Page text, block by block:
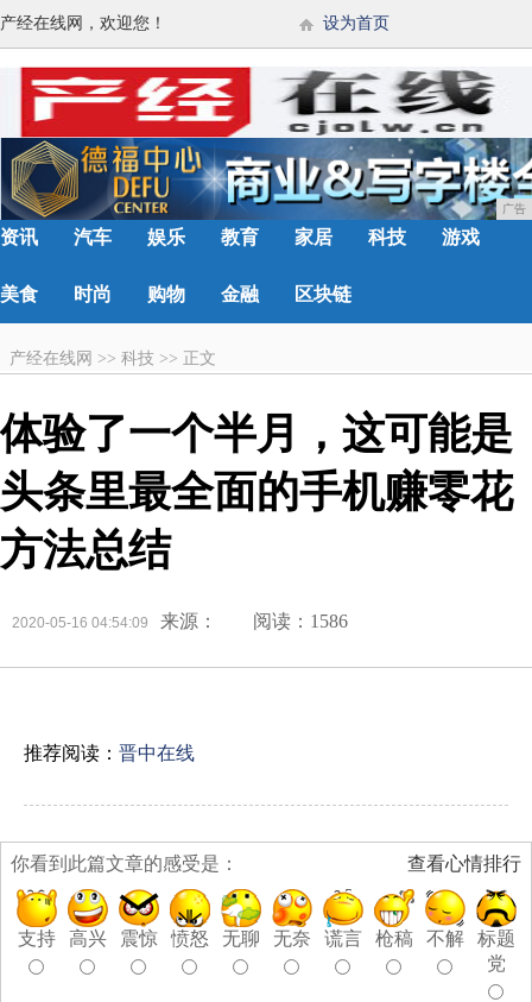
产经在线网，欢迎您！ 设为首页
广告
资讯 汽车 娱乐 教育 家居 科技 游戏
美食 时尚 购物 金融 区块链
产经在线网 >> 科技 >> 正文
体验了一个半月，这可能是
头条里最全面的手机赚零花
方法总结
2020-05-16 04:54:09 来源： 阅读：1586
推荐阅读： 晋中在线
查看心情排行
你看到此篇文章的感受是：
支持 高兴 震惊 愤怒 无聊 无奈 谎言 枪稿 不解
标题
党